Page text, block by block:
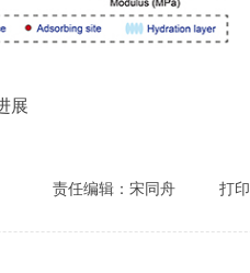
展
打印
责任编辑：宋同舟